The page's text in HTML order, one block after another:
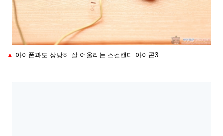
▲ 아이폰과도 상당히 잘 어울리는 스컬캔디 아이콘3